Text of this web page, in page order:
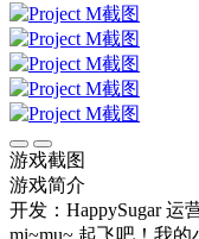
游戏截图
游戏简介
开发：HappySugar 运
mi~mu~ 起飞吧！我的